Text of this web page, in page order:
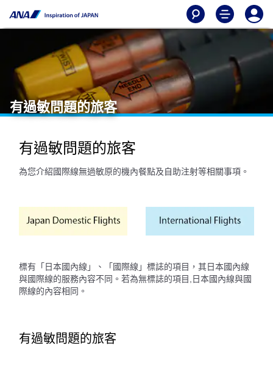
有過敏問題的旅客
有過敏問題的旅客
為您介紹國際線無過敏原的機內餐點及自助注射等相關事項。
標有「日本國內線」、「國際線」標誌的項目，其日本國內線
與國際線的服務內容不同。若為無標誌的項目,日本國內線與國
際線的內容相同。
有過敏問題的旅客